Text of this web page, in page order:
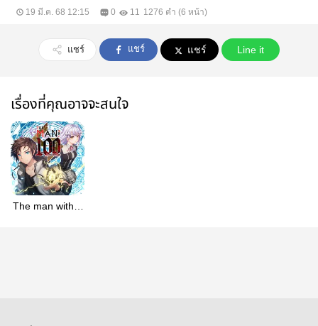
19 มี.ค. 68 12:15 0 11 1276 คำ (6 หน้า)
แชร์ แชร์ แชร์ Line it
เรื่องที่คุณอาจจะสนใจ
The man with a